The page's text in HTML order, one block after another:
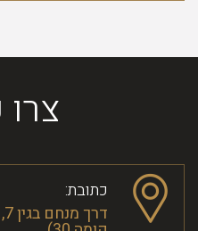
כתובת: